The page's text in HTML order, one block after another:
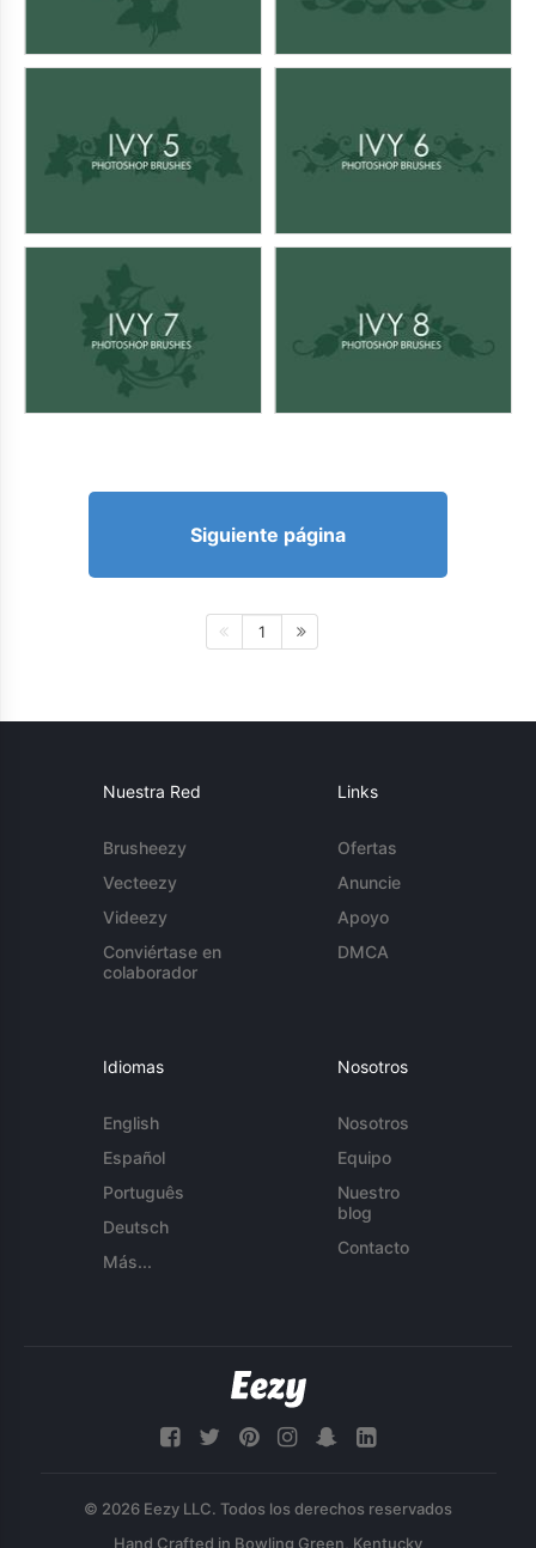
Siguiente página
1
Nuestra Red
Brusheezy
Vecteezy
Videezy
Conviértase en
colaborador
Links
Ofertas
Anuncie
Apoyo
DMCA
Idiomas
English
Español
Português
Deutsch
Más...
Nosotros
Nosotros
Equipo
Nuestro
blog
Contacto
© 2026 Eezy LLC. Todos los derechos reservados